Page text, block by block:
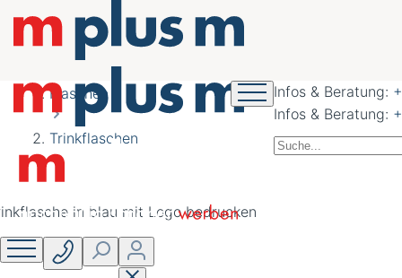
Infos & Beratung:
Infos & Beratung:
nachhaltig schöner werben
Flaschen
Trinkflaschen